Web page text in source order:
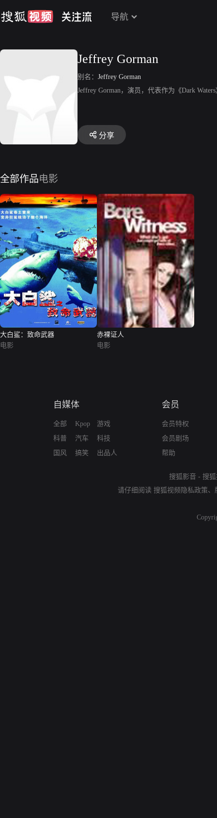
导航
Jeffrey Gorman
别名： Jeffrey Gorman
Jeffrey Gorman，演员，代表作为《Dark
分享
全部作品电影
大白鲨：致命武器
电影
赤裸证人
电影
自媒体
全部
科普
国风
Kpop
汽车
搞笑
游戏
科技
出品人
会员
会员特权
会员剧场
帮助
搜狐影音 - 搜
请仔细阅读 搜狐视频隐私政策、